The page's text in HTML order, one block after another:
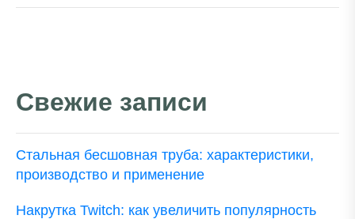
Свежие записи
Стальная бесшовная труба: характеристики,
производство и применение
Накрутка Twitch: как увеличить популярность